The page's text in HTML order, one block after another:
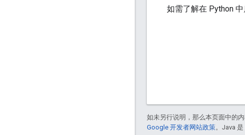
如需了解在 Python
如未另行说明，那么本页面中的
Google 开发者网站政策。Java